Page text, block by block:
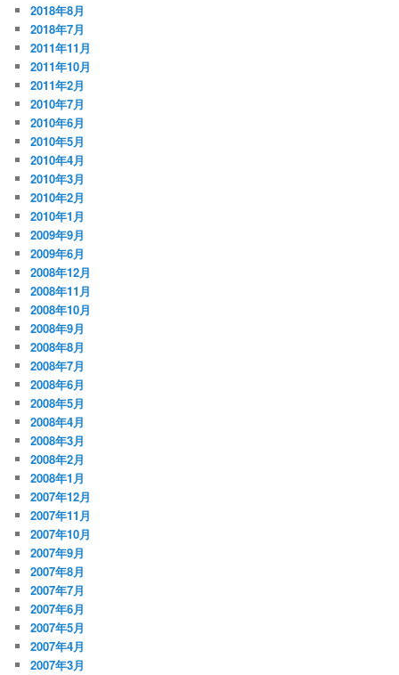
2018年8月
2018年7月
2011年11月
2011年10月
2011年2月
2010年7月
2010年6月
2010年5月
2010年4月
2010年3月
2010年2月
2010年1月
2009年9月
2009年6月
2008年12月
2008年11月
2008年10月
2008年9月
2008年8月
2008年7月
2008年6月
2008年5月
2008年4月
2008年3月
2008年2月
2008年1月
2007年12月
2007年11月
2007年10月
2007年9月
2007年8月
2007年7月
2007年6月
2007年5月
2007年4月
2007年3月